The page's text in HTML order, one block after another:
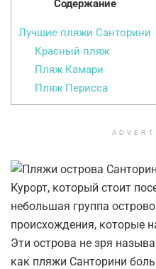
Содержание
Лучшие пляжи Санторини
Красный пляж
Пляж Камари
Пляж Перисса
Курорт, который стоит
небольшая группа
происхождения, которые
Эти острова не зря
как пляжи Санторини